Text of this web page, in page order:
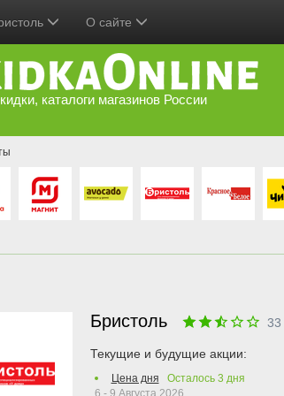
О сайте
каталоги магазинов России
Бристоль 33
Текущие и будущие акции:
Цена дня Осталось 3 дня
6 - 9 Августа 2026